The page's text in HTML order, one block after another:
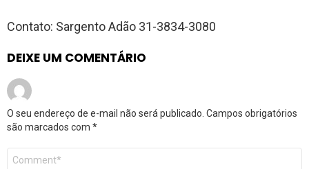
Contato: Sargento Adão 31-3834-3080
DEIXE UM COMENTÁRIO
O seu endereço de e-mail não será publicado. Campos obrigatórios
são marcados com *
Comentário